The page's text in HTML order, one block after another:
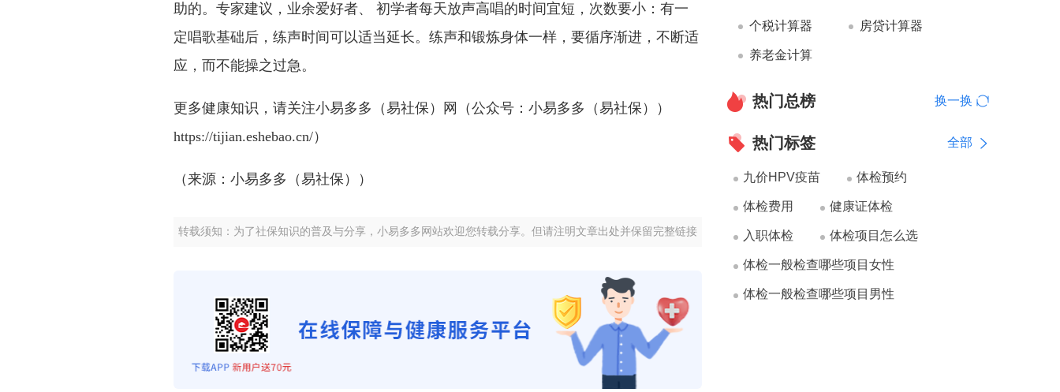
助的。专家建议，业余爱好者、
初学者每天放声高唱的时间宜短，次数要小：有一
定唱歌基础后，练声时间可以适当延长。练声和锻炼身体一样，要循序渐进，不断适
应，而不能操之过急。
更多健康知识，请关注小易多多（易社保）网（公众号：小易多多（易社保））
https://tijian.eshebao.cn/）
（来源：小易多多（易社保））
转载须知：为了社保知识的普及与分享，小易多多网站欢迎您转载分享。但请注明文章出处并保留完整链接
个税计算器 房贷计算器
养老金计算
热门总榜 换一换
热门标签 全部
九价HPV疫苗 体检预约
体检费用 健康证体检
入职体检 体检项目怎么选
体检一般检查哪些项目女性
体检一般检查哪些项目男性